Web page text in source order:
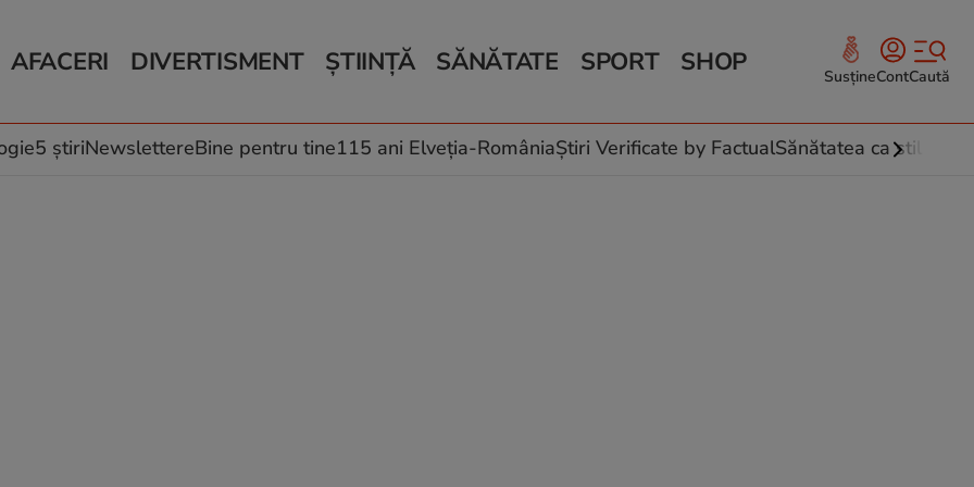
AFACERI
Auto
Locuri de muncă
DIVERTISMENT
Horoscop
Muzică și Filme
ȘTIINȚĂ
Schimbări climatice
SĂNĂTATE
Relații
Rețete culinare
SPORT SHOP SusțineContCaută
5 știriNewslettereBine pentru tine115 ani Elveția-RomâniaȘtiri Verificate by FactualSănătatea ca stil de